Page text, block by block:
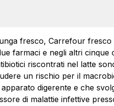
fresco, Carrefour fresco
farmaci e negli altri cinque
riscontrati nel latte
un rischio per il
digerente e che
di malattie infettive